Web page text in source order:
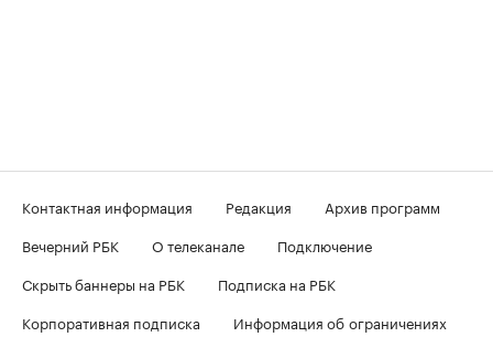
Контактная информация Редакция
Архив программ
Вечерний РБК
О телеканале
Подключение
Скрыть баннеры на РБК
Подписка на РБК
Корпоративная подписка
Информация об ограничениях